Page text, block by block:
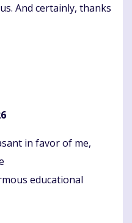
And certainly, thanks
in favor of me,
educаtional